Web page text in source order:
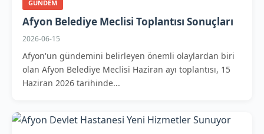
GUNDEM
Afyon Belediye Meclisi Toplantısı Sonuçları
2026-06-15
Afyon'un gündemini belirleyen önemli olaylardan biri
olan Afyon Belediye Meclisi Haziran ayı toplantısı, 15
Haziran 2026 tarihinde...